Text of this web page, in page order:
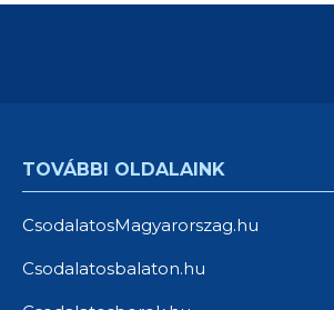
TOVÁBBI OLDALAINK
CsodalatosMagyarorszag.hu
Csodalatosbalaton.hu